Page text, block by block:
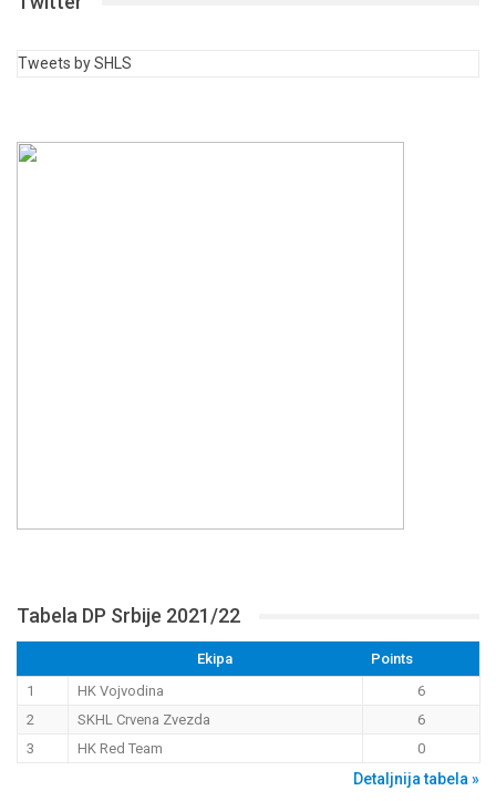
Tweets by SHLS
Tabela DP Srbije 2021/22
Ekipa
Points
1
HK Vojvodina
6
2
SKHL Crvena Zvezda
6
3
HK Red Team 0
Detaljnija tabela »